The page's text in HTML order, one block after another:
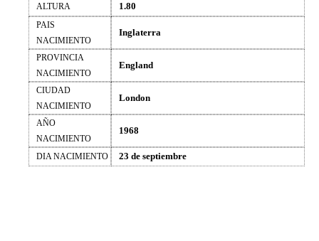
ALTURA
1.80
PAIS
NACIMIENTO
Inglaterra
PROVINCIA
NACIMIENTO
England
CIUDAD
NACIMIENTO
London
AÑO
NACIMIENTO
1968
DIA NACIMIENTO 23 de septiembre